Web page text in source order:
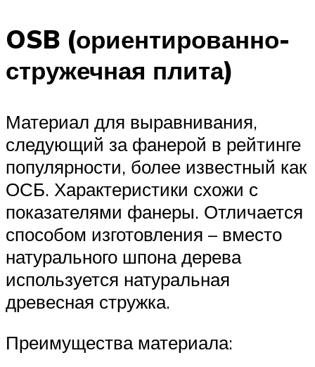
OSB (ориентированно-
стружечная плита)
Материал для выравнивания,
следующий за фанерой в рейтинге
популярности, более известный как
ОСБ. Характеристики схожи с
показателями фанеры. Отличается
способом изготовления – вместо
натурального шпона дерева
используется натуральная
древесная стружка.
Преимущества материала: